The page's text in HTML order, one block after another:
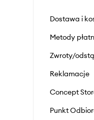
Dostawa i
Metody
Zwroty/
Reklamacje
Concept
Punkt